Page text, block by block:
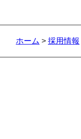
ホーム > 採用情報